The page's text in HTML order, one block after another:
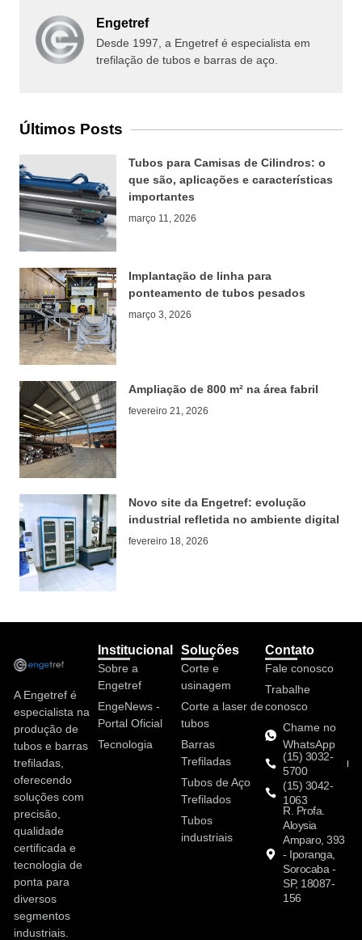
Engetref
Desde 1997, a Engetref é especialista em
trefilação de tubos e barras de aço.
Últimos Posts
Tubos para Camisas de Cilindros: o
que são, aplicações e características
importantes
março 11, 2026
Implantação de linha para
ponteamento de tubos pesados
março 3, 2026
Ampliação de 800 m² na área fabril
fevereiro 21, 2026
Novo site da Engetref: evolução
industrial refletida no ambiente digital
fevereiro 18, 2026
Institucional
Sobre a
Engetref
EngeNews -
Portal Oficial
Tecnologia
Soluções
Corte e
usinagem
Corte a laser de
tubos
Barras
Trefiladas
Tubos de Aço
Trefilados
Tubos
industriais
Contato
Fale conosco
Trabalhe
conosco
Chame no
WhatsApp
(15) 3032-
5700
(15) 3042-
1063
R. Profa.
Aloysia
Amparo, 393
- Iporanga,
Sorocaba -
SP, 18087-
156
A Engetref é
especialista na
produção de
tubos e barras
trefiladas,
oferecendo
soluções com
precisão,
qualidade
certificada e
tecnologia de
ponta para
diversos
segmentos
industriais.